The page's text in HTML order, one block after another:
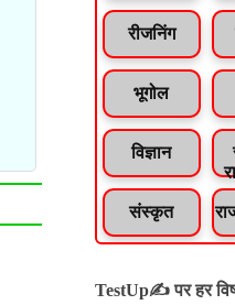
रीजनिंग
भूगोल
विज्ञान
संस्कृत
TestUp✍️ पर हर